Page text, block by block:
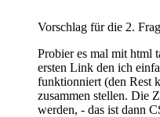
Vorschlag für die 2.
Probier es mal mit html
ersten Link den ich
funktionniert (den Rest
zusammen stellen. Die
werden, - das ist dann